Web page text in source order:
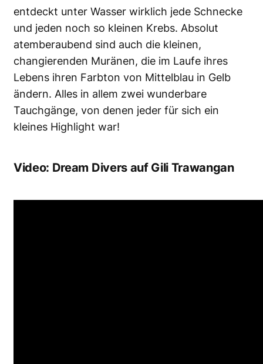
entdeckt unter Wasser wirklich jede Schnecke
und jeden noch so kleinen Krebs. Absolut
atemberaubend sind auch die kleinen,
changierenden Muränen, die im Laufe ihres
Lebens ihren Farbton von Mittelblau in Gelb
ändern. Alles in allem zwei wunderbare
Tauchgänge, von denen jeder für sich ein
kleines Highlight war!
Video: Dream Divers auf Gili Trawangan